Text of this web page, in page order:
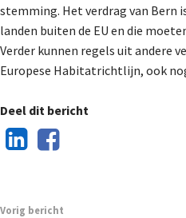
stemming. Het verdrag van Bern
landen buiten de EU en die
Verder kunnen regels uit andere
Europese Habitatrichtlijn, ook
Deel dit bericht
Vorig bericht